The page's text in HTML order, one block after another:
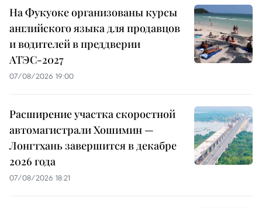
На Фукуоке организованы курсы
английского языка для продавцов
и водителей в преддверии
АТЭС-2027
07/08/2026 19:00
Расширение участка скоростной
автомагистрали Хошимин —
Лонгтхань завершится в декабре
2026 года
07/08/2026 18:21